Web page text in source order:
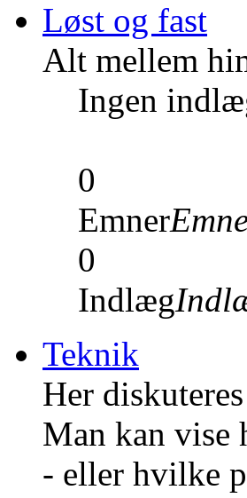
Løst og fast
Alt mellem
Ingen
0
Emner
0
Indlæg
Teknik
Her
Man kan vise
- eller hvilke